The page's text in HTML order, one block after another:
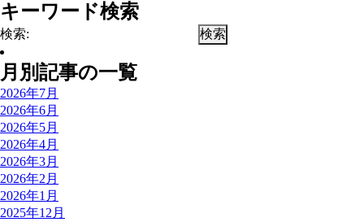
キーワード検索
検索:
月別記事の一覧
2026年7月
2026年6月
2026年5月
2026年4月
2026年3月
2026年2月
2026年1月
2025年12月